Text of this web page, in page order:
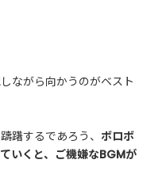
ながら向かうのがベスト
躇するであろう、ボロボ
いくと、ご機嫌なBGMが